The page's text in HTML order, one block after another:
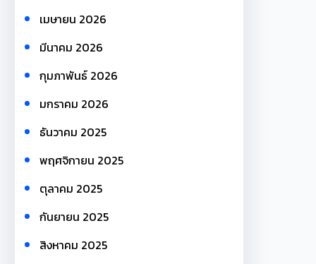
เมษายน 2026
มีนาคม 2026
กุมภาพันธ์ 2026
มกราคม 2026
ธันวาคม 2025
พฤศจิกายน 2025
ตุลาคม 2025
กันยายน 2025
สิงหาคม 2025